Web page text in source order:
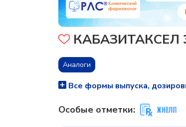
КАБАЗИТАКСЕЛ
Аналоги
Все формы выпуска,
Особые отметки: